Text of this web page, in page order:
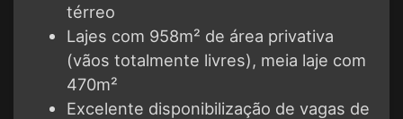
térreo
Lajes com 958m² de área privativa
(vãos totalmente livres), meia laje com
470m²
Excelente disponibilização de vagas de